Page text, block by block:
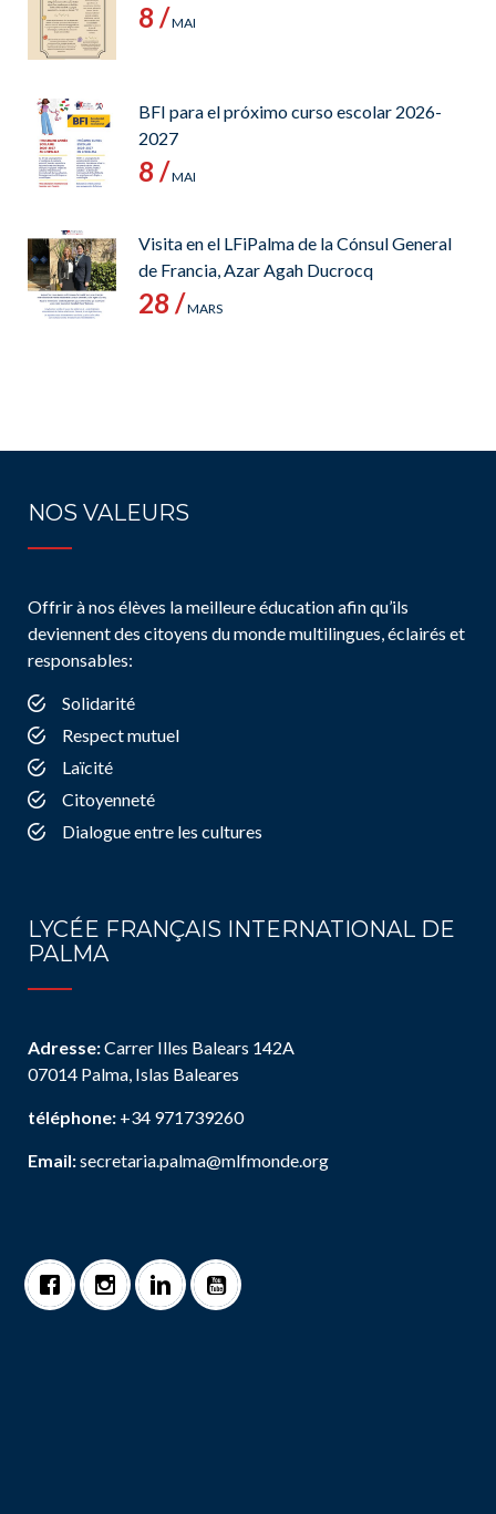
8 /MAI
BFI para el próximo curso escolar 2026-
2027
8 /MAI
Visita en el LFiPalma de la Cónsul General
de Francia, Azar Agah Ducrocq
28 /MARS
NOS VALEURS
Offrir à nos élèves la meilleure éducation afin qu’ils
deviennent des citoyens du monde multilingues, éclairés et
responsables:
Solidarité
Respect mutuel
Laïcité
Citoyenneté
Dialogue entre les cultures
LYCÉE FRANÇAIS INTERNATIONAL DE
PALMA
Adresse:Carrer Illes Balears 142A
07014 Palma, Islas Baleares
téléphone: +34 971739260
Email:secretaria.palma@mlfmonde.org